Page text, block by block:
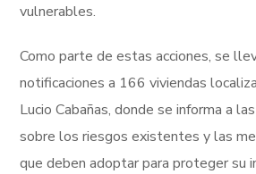
vulnerables.
Como parte de estas acciones, se
notificaciones a 166 viviendas
Lucio Cabañas, donde se informa a
sobre los riesgos existentes y las
que deben adoptar para proteger su